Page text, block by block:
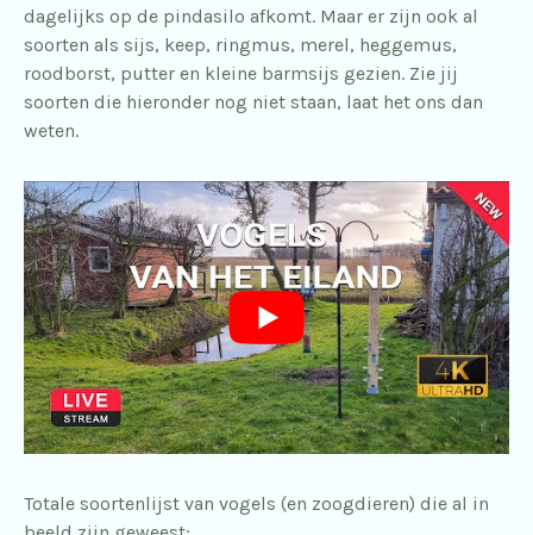
dagelijks op de pindasilo afkomt. Maar er zijn ook al
soorten als sijs, keep, ringmus, merel, heggemus,
roodborst, putter en kleine barmsijs gezien. Zie jij
soorten die hieronder nog niet staan, laat het ons dan
weten.
Totale soortenlijst van vogels (en zoogdieren) die al in